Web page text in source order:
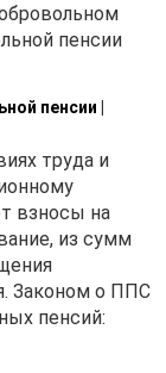
пенсии
пенсии |
труда и
взносы на
из сумм
Законом о ППС
пенсий: